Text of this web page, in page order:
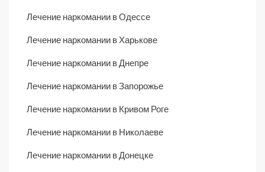
Лечение наркомании в Одессе
Лечение наркомании в Харькове
Лечение наркомании в Днепре
Лечение наркомании в Запорожье
Лечение наркомании в Кривом Роге
Лечение наркомании в Николаеве
Лечение наркомании в Донецке